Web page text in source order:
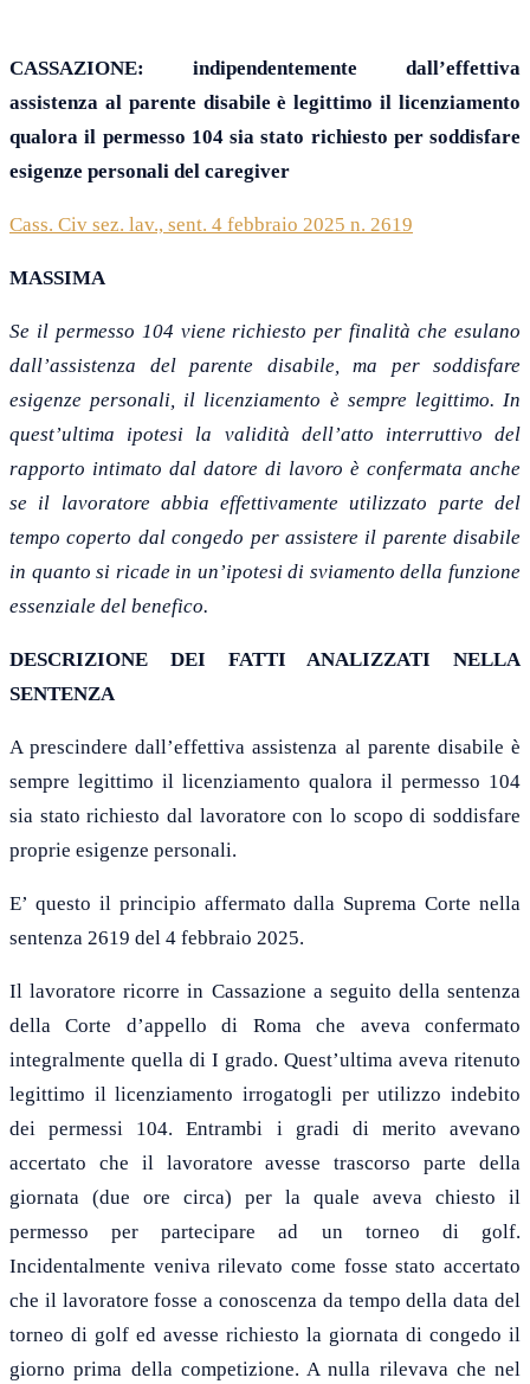
CASSAZIONE: indipendentemente dall’effettiva
assistenza al parente disabileèlegittimo il licenziamento
qualora il permesso 104 sia stato richiesto per soddisfare
esigenze personali del caregiver
Cass. Civ sez. lav., sent. 4 febbraio 2025 n. 2619
MASSIMA
Se il permesso 104 viene richiesto per finalità che esulano
dall’assistenza del parente disabile, ma per soddisfare
esigenze personali, il licenziamento è sempre legittimo. In
quest’ultima ipotesi la validità dell’atto interruttivo del
rapporto intimato dal datore di lavoro è confermata anche
se il lavoratore abbia effettivamente utilizzato parte del
tempo coperto dal congedo per assistere il parente disabile
in quanto si ricade in un’ipotesi di sviamento della funzione
essenziale del benefico.
DESCRIZIONE DEI FATTI ANALIZZATI NELLA
SENTENZA
A prescindere dall’effettiva assistenza al parente disabile è
sempre legittimo il licenziamento qualora il permesso 104
sia stato richiesto dal lavoratore con lo scopo di soddisfare
proprie esigenze personali.
E’ questo il principio affermato dalla Suprema Corte nella
sentenza 2619 del 4 febbraio 2025.
Il lavoratore ricorre in Cassazione a seguito della sentenza
della Corte d’appello di Roma che aveva confermato
integralmente quella di I grado. Quest’ultima aveva ritenuto
legittimo il licenziamento irrogatogli per utilizzo indebito
dei permessi 104. Entrambi i gradi di merito avevano
accertato che il lavoratore avesse trascorso parte della
giornata (due ore circa) per la quale aveva chiesto il
permesso per partecipare ad un torneo di golf.
Incidentalmente veniva rilevato come fosse stato accertato
che il lavoratore fosse a conoscenza da tempo della data del
torneo di golf ed avesse richiesto la giornata di congedo il
giorno prima della competizione. A nulla rilevava che nel